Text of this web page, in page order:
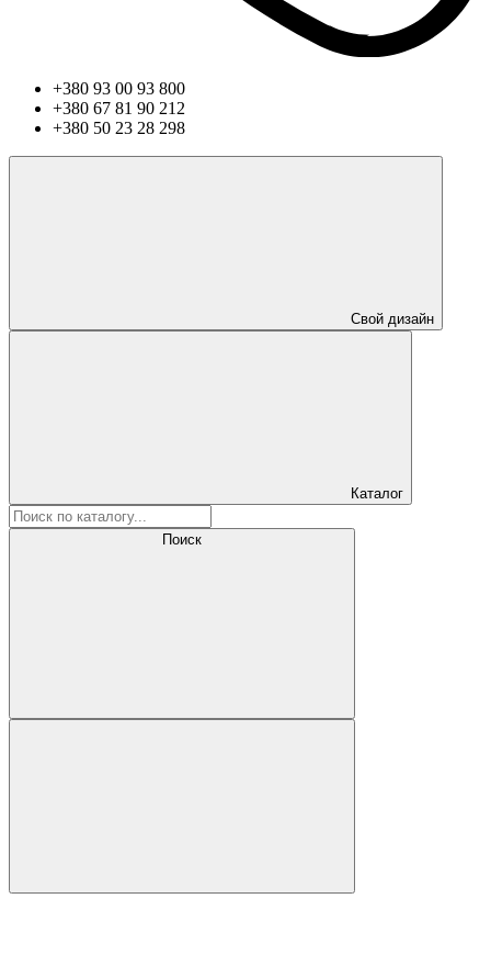
+380 93 00 93 800
+380 67 81 90 212
+380 50 23 28 298
Свой дизайн
Каталог
Поиск